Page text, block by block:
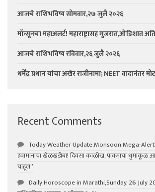
आजचे राशिभविष्य सोमवार,२७ जुलै २०२६
मॉन्सूनचा महाअलर्ट! महाराष्ट्रासह गुजरात,ओडिशात
आजचे राशिभविष्य रविवार,२६ जुलै २०२६
धर्मेंद्र प्रधान यांचा अखेर राजीनामा; NEET वादानंतर
Recent Comments
Today Weather Update,Monsoon Mega-Alert!
हवामानाचा खेळखंडोबा! दिवसा काळोख, पावसाचा धुमाकूळ
चाहूल”
Daily Horoscope in Marathi,Sunday, 26 July